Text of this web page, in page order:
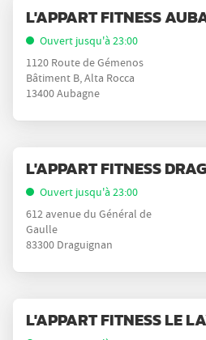
plus
informations
sur
touche
ENTRÉE
pour
amples
Point
de
:
L'APPART FITNESS
Ouvert jusqu'à 23:00
1120 Route de Gémenos
Bâtiment B, Alta Rocca
13400 Aubagne
sur
touche
ENTRÉE
pour
amples
Point
de
:
L'APPART FITNESS
Ouvert jusqu'à 23:00
612 avenue du Général de
Gaulle
83300 Draguignan
surPoint
L'APPART FITNESS LE